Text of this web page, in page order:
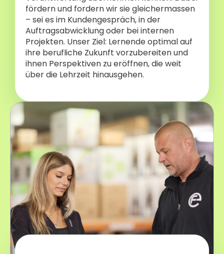
fördern und fordern wir sie gleichermassen
– sei es im Kundengespräch, in der
Auftragsabwicklung oder bei internen
Projekten. Unser Ziel: Lernende optimal auf
ihre berufliche Zukunft vorzubereiten und
ihnen Perspektiven zu eröffnen, die weit
über die Lehrzeit hinausgehen.